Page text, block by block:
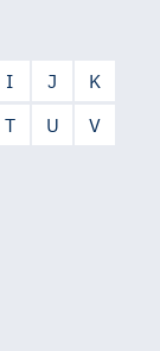
I J
K
T U
V